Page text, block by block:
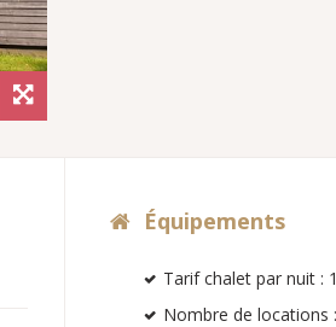
Équipements
Tarif chalet par nuit :
Nombre de locations